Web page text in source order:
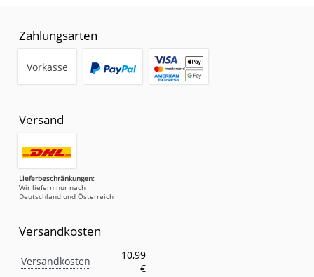
Zahlungsarten
Vorkasse
Versand
Lieferbeschränkungen:
Wir liefern nur nach
Deutschland und Österreich
Versandkosten
Eigenschaft
Versandkosten
10,99
€